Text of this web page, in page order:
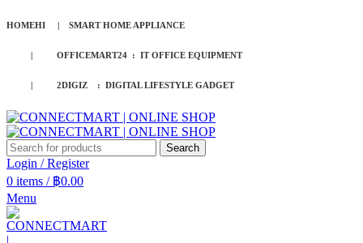
HOMEHI | SMART HOME APPLIANCE
| OFFICEMART24 : IT OFFICE EQUIPMENT
| 2DIGIZ : DIGITAL LIFESTYLE GADGET
Search
Login / Register
0 items / ฿0.00
Menu